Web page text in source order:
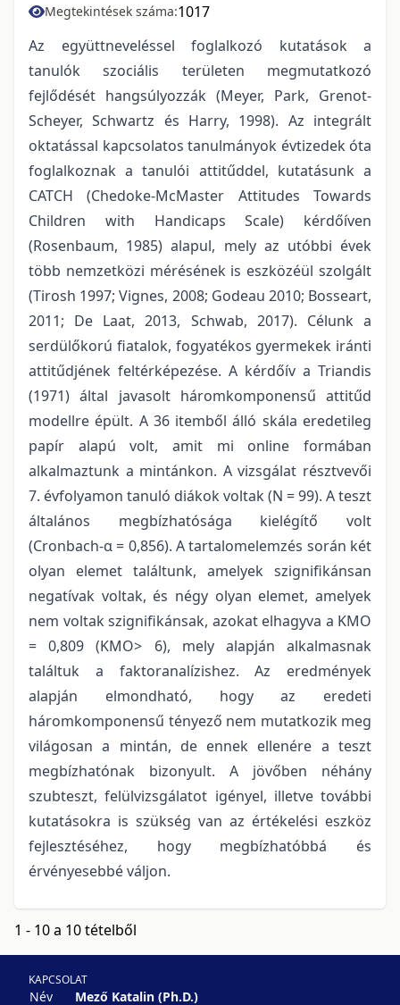
Megtekintések száma:1017
Az együttneveléssel foglalkozó kutatások a
tanulók szociális területen megmutatkozó
fejlődését hangsúlyozzák (Meyer, Park, Grenot-
Scheyer, Schwartz és Harry, 1998). Az integrált
oktatással kapcsolatos tanulmányok évtizedek óta
foglalkoznak a tanulói attitűddel, kutatásunk a
CATCH (Chedoke-McMaster Attitudes Towards
Children with Handicaps Scale) kérdőíven
(Rosenbaum, 1985) alapul, mely az utóbbi évek
több nemzetközi mérésének is eszközéül szolgált
(Tirosh 1997; Vignes, 2008; Godeau 2010; Bosseart,
2011; De Laat, 2013, Schwab, 2017). Célunk a
serdülőkorú fiatalok, fogyatékos gyermekek iránti
attitűdjének feltérképezése. A kérdőív a Triandis
(1971) által javasolt háromkomponensű attitűd
modellre épült. A 36 itemből álló skála eredetileg
papír alapú volt, amit mi online formában
alkalmaztunk a mintánkon. A vizsgálat résztvevői
7. évfolyamon tanuló diákok voltak (N = 99). A teszt
általános megbízhatósága kielégítő volt
(Cronbach-α = 0,856). A tartalomelemzés során két
olyan elemet találtunk, amelyek szignifikánsan
negatívak voltak, és négy olyan elemet, amelyek
nem voltak szignifikánsak, azokat elhagyva a KMO
= 0,809 (KMO> 6), mely alapján alkalmasnak
találtuk a faktoranalízishez. Az eredmények
alapján elmondható, hogy az eredeti
háromkomponensű tényező nem mutatkozik meg
világosan a mintán, de ennek ellenére a teszt
megbízhatónak bizonyult. A jövőben néhány
szubteszt, felülvizsgálatot igényel, illetve további
kutatásokra is szükség van az értékelési eszköz
fejlesztéséhez, hogy megbízhatóbbá és
érvényesebbé váljon.
1 - 10 a 10 tételből
KAPCSOLAT
Név Mező Katalin (Ph.D.)